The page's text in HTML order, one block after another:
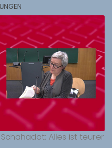
Alles ist teurer